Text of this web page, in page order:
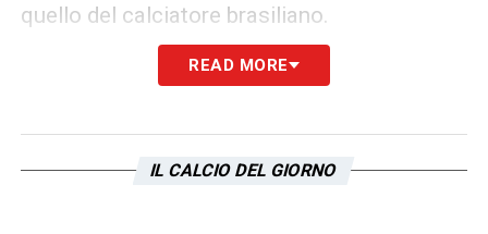
quello del calciatore brasiliano.
L’ex biancoceleste dopo il passaggio al Betis
avrebbe nostalgia dei campionati europei.
Sul 27enne ci sarebbe anche laJuve, alla
READ MORE
IL CALCIO DEL GIORNO